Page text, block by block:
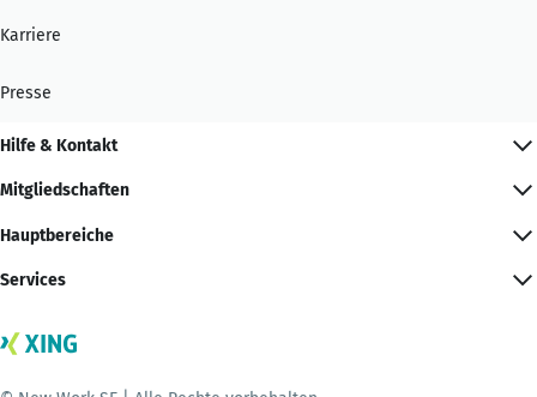
Karriere
Presse
Hilfe & Kontakt
Mitgliedschaften
Hauptbereiche
Services